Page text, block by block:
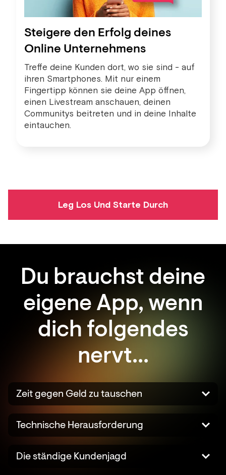
Steigere den Erfolg deines
Online Unternehmens
Treffe deine Kunden dort, wo sie sind - auf
ihren Smartphones. Mit nur einem
Fingertipp können sie deine App öffnen,
einen Livestream anschauen, deinen
Communitys beitreten und in deine Inhalte
eintauchen.
Leg Los Und Starte Durch
Du brauchst deine
eigene App, wenn
dich folgendes
nervt...
Zeit gegen Geld zu tauschen
Technische Herausforderung
Die ständige Kundenjagd